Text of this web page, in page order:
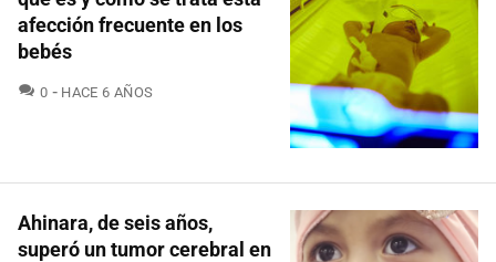
afección frecuente en los
bebés
0 COMENTARIOS
HACE 6 AÑOS
Ahinara, de seis años,
superó un tumor cerebral en